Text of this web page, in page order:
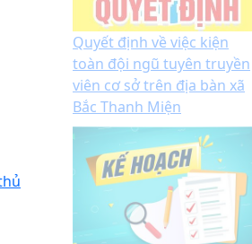
Quyết định về việc kiện
toàn đội ngũ tuyên truyền
viên cơ sở trên địa bàn xã
Bắc Thanh Miện